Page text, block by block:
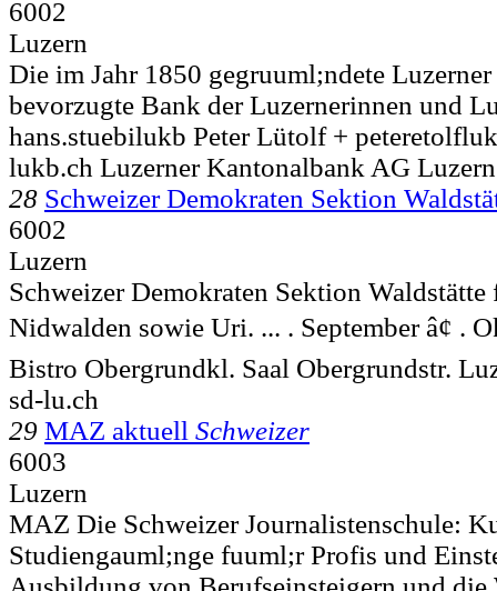
6002
Luzern
Die im Jahr 1850 gegruuml;ndete
bevorzugte Bank der Luzernerinnen und
hans.stuebilukb Peter Lütolf +
lukb.ch Luzerner Kantonalbank AG Luzern
28 Schweizer Demokraten Sektion
6002
Luzern
Schweizer Demokraten Sektion
Nidwalden sowie Uri. ... . September â¢ .
Bistro Obergrundkl. Saal Obergrundstr.
sd-lu.ch
29 MAZ aktuell Schweizer
6003
Luzern
MAZ Die Schweizer Journalistenschule:
Studiengauml;nge fuuml;r Profis und